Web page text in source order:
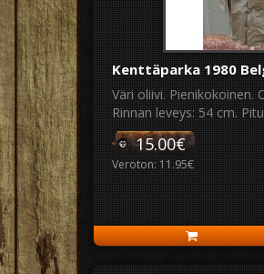
Kenttäparka 1980
Väri oliivi. Pienikokoinen.
Rinnan leveys: 54 cm.
15.00€
Veroton: 11.95€